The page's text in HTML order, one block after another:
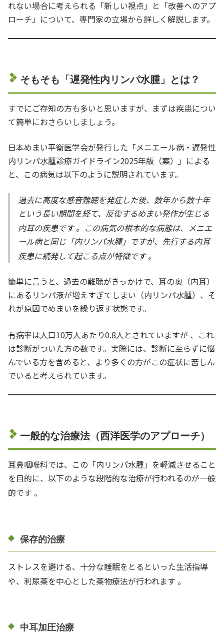
れない場合に考えられる「新しい視点」と「改善へのアプ
ローチ」について、専門家の立場から詳しく解説します。
そもそも「遅発性内リンパ水腫」とは？
すでにご存知の方も多いと思いますが、まずは疾患につい
て簡単におさらいしましょう。
日本めまい平衡医学会が発行した「メニエール病・遅発性
内リンパ水腫診療ガイドライン2025年版（案）」による
と、この病気は以下のように説明されています。
過去に高度な感音難聴を発症した後、数年から数十年
という長い期間を経て、反復するめまい発作が生じる
内耳の疾患です。この病気の根本的な病態は、メニエ
ール病と同じ「内リンパ水腫」ですが、先行する内耳
疾患に続発して起こる点が特徴です。
簡単に言うと、過去の難聴がきっかけで、耳の奥（内耳）
にあるリンパ液が増えすぎてしまい（内リンパ水腫）、そ
れが原因でめまいを繰り返す状態です。
有病率は人口10万人あたり0.8人とされていますが 、これ
は診断がついた方の数です。実際には、診断に至らずに悩
んでいる方を含めると、より多くの方がこの症状に苦しん
でいると考えられています。
一般的な治療法（西洋医学のアプローチ）
耳鼻咽喉科では、この「内リンパ水腫」を軽減させること
を目的に、以下のような段階的な治療が行われるのが一般
的です 。
保存的治療
ストレスを避ける、十分な睡眠をとるといった生活指導
や、利尿薬を中心とした薬物療法が行われます 。
中耳加圧治療